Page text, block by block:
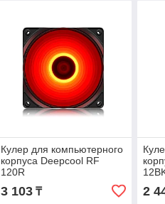
Кулер для компьютерного
корпуса Deepcool RF
120R
3 103₸ 2